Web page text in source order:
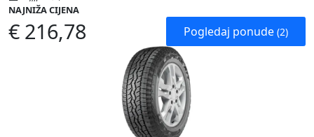
NAJNIŽA CIJENA
€ 216,78 Pogledaj ponude (2)